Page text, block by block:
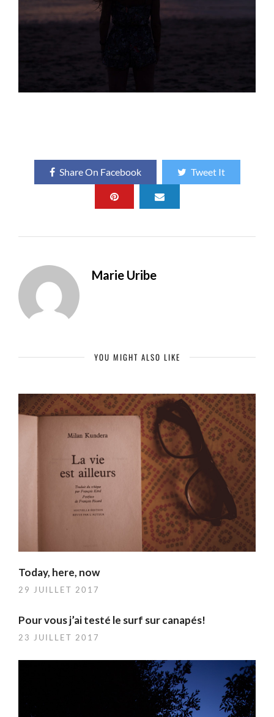
Share On Facebook Tweet It
Marie Uribe
YOU MIGHT ALSO LIKE
Today, here, now
29 JUILLET 2017
Pour vous j’ai testé le surf sur canapés!
23 JUILLET 2017